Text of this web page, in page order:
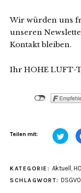
Wir würden uns
unseren
Kontakt bleiben.
Ihr HOHE LUFT-
Teilen mit: Klick,
um
teilen
(Wird
KATEGORIE: Aktuell
SCHLAGWORT: DSGVO